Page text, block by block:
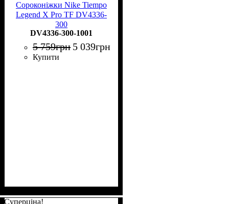
Сороконіжки Nike Tiempo
Legend X Pro TF DV4336-
300
DV4336-300-1001
5 759грн 5 039грн
Купити
Суперціна!